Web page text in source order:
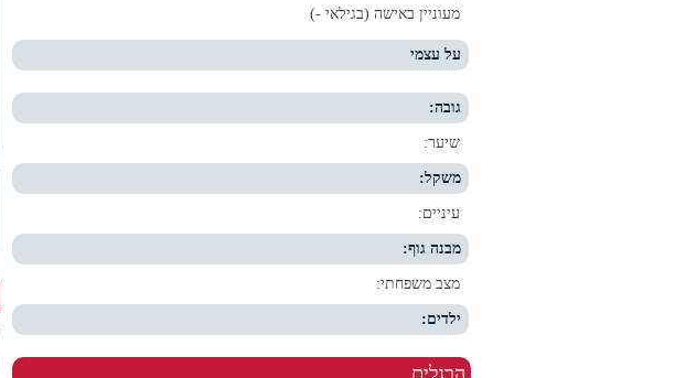
מעוניין באישה (בגילאי -)
על עצמי
גובה:
שיער:
משקל:
עיניים:
מבנה גוף:
מצב משפחתי:
ילדים:
הרגלים